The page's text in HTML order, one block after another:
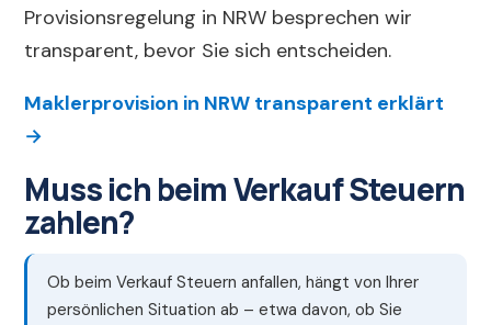
Provisionsregelung in NRW besprechen wir
transparent, bevor Sie sich entscheiden.
Maklerprovision in NRW transparent erklärt
→
Muss ich beim Verkauf Steuern
zahlen?
Ob beim Verkauf Steuern anfallen, hängt von Ihrer
persönlichen Situation ab – etwa davon, ob Sie